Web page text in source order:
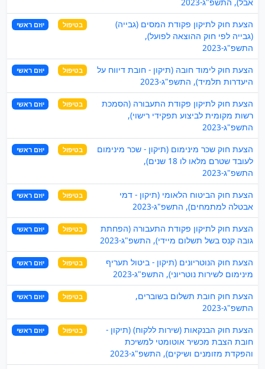
הצעת חוק לתיקון פקודת המסים (גבייה)
(גבייה לפי חוק ההוצאה לפועל),
התשפ"ג-2023
בטיפול יוזם ראשי
הצעת חוק לימוד חובה (תיקון - חובת דיווח על
היעדרות תלמיד), התשפ"ג-2023
בטיפול יוזם ראשי
הצעת חוק לתיקון פקודת התעבורה (הסמכת
רשות מקומית לביצוע תפקידי רישוי),
התשפ"ג-2023
בטיפול יוזם ראשי
הצעת חוק שכר מינימום (תיקון - שכר מינימום
לעובד שטרם מלאו לו 18 שנים),
התשפ"ג-2023
בטיפול יוזם ראשי
הצעת חוק הביטוח הלאומי (תיקון - דמי
אבטלה למתמחים), התשפ"ג-2023
בטיפול יוזם ראשי
הצעת חוק לתיקון פקודת התעבורה (הפחתת
גובה קנס בשל תשלום מיידי), התשפ"ג-2023
בטיפול יוזם ראשי
הצעת חוק הנוטריונים (תיקון - ביטול תעריף
מינימום לשירות נוטריוני), התשפ"ג-2023
בטיפול יוזם ראשי
הצעת חוק חובת תשלום בשוברים,
התשפ"ג-2023
בטיפול יוזם ראשי
הצעת חוק הבנקאות (שירות ללקוח) (תיקון -
חובת הצבת מכשיר אוטומטי למשיכת
והפקדת מזומנים ושיקים), התשפ"ג-2023
בטיפול יוזם ראשי